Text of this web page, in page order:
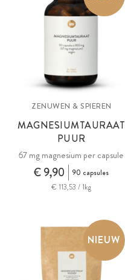
ZENUWEN & SPIEREN
MAGNESIUMTAURAAT
PUUR
67 mg magnesium per capsule
€ 9,90
90 capsules
€ 113,53 / 1kg
NIEUW